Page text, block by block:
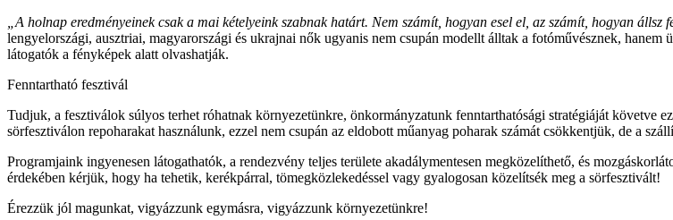
„A holnap eredményeinek csak a mai kételyeink szabnak határt. Nem számít, hogyan esel el, az számít, hogyan állsz
lengyelországi, ausztriai, magyarországi és ukrajnai nők ugyanis nem csupán modellt álltak a fotóművésznek,
látogatók a fényképek alatt olvashatják.
Fenntartható fesztivál
Tudjuk, a fesztiválok súlyos terhet róhatnak környezetünkre, önkormányzatunk fenntarthatósági stratégiáját követve
sörfesztiválon repoharakat használunk, ezzel nem csupán az eldobott műanyag poharak számát csökkentjük, de a
Programjaink ingyenesen látogathatók, a rendezvény teljes területe akadálymentesen megközelíthető, és
érdekében kérjük, hogy ha tehetik, kerékpárral, tömegközlekedéssel vagy gyalogosan közelítsék meg a sörfesztivált!
Érezzük jól magunkat, vigyázzunk egymásra, vigyázzunk környezetünkre!